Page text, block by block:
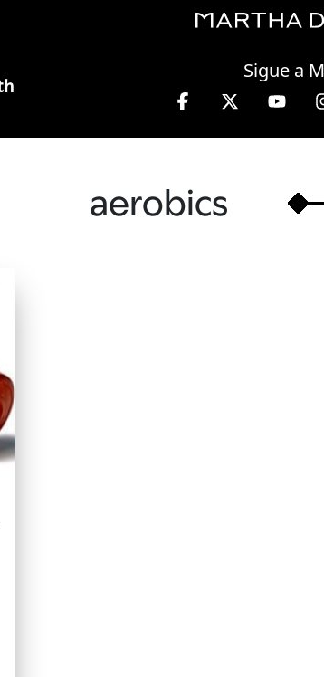
Sigue a
en W, lunes a viernes de 10 a 13
aerobics